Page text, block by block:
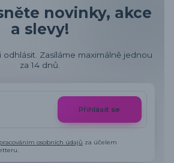
novinky, akce
a slevy!
Zasíláme maximálně jednou
za 14 dnů.
Přihlásit se
osobních údajů za účelem